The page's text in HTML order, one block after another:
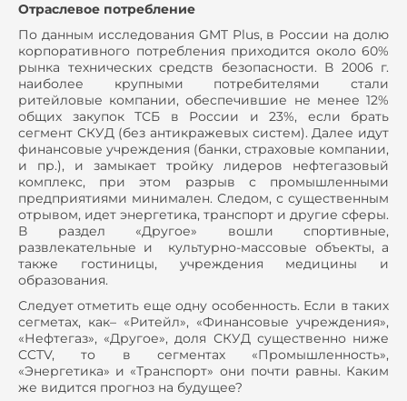
Отраслевое потребление
По данным исследования GMT Plus, в России на долю
корпоративного потребления приходится около 60%
рынка технических средств безопасности. В 2006 г.
наиболее крупными потребителями стали
ритейловые компании, обеспечившие не менее 12%
общих закупок ТСБ в России и 23%, если брать
сегмент СКУД (без антикражевых систем). Далее идут
финансовые учреждения (банки, страховые компании,
и пр.), и замыкает тройку лидеров нефтегазовый
комплекс, при этом разрыв с промышленными
предприятиями минимален. Следом, с существенным
отрывом, идет энергетика, транспорт и другие сферы.
В раздел «Другое» вошли спортивные,
развлекательные и культурно-массовые объекты, а
также гостиницы, учреждения медицины и
образования.
Следует отметить еще одну особенность. Если в таких
сегметах, как– «Ритейл», «Финансовые учреждения»,
«Нефтегаз», «Другое», доля СКУД существенно ниже
CCTV, то в сегментах «Промышленность»,
«Энергетика» и «Транспорт» они почти равны. Каким
же видится прогноз на будущее?